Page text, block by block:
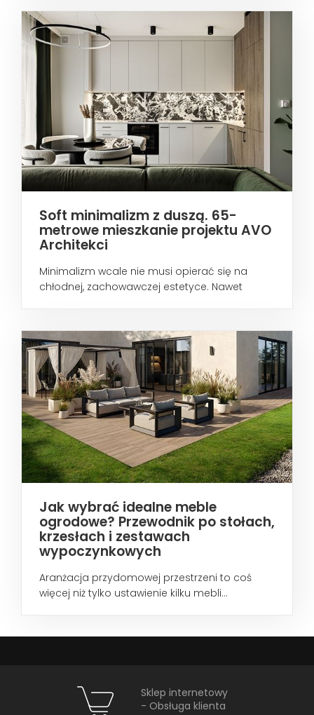
Soft minimalizm z duszą. 65-
metrowe mieszkanie projektu AVO
Architekci
Minimalizm wcale nie musi opierać się na
chłodnej, zachowawczej estetyce. Nawet
Jak wybrać idealne meble
ogrodowe? Przewodnik po stołach,
krzesłach i zestawach
wypoczynkowych
Aranżacja przydomowej przestrzeni to coś
więcej niż tylko ustawienie kilku mebli...
Sklep internetowy
- Obsługa klienta